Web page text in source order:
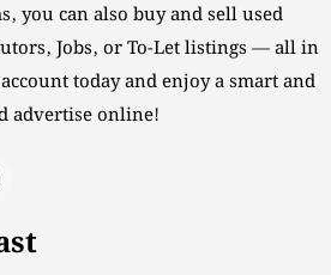
you can also buy and sell used
Jobs, or To-Let listings — all in
today and enjoy a smart and
advertise online!